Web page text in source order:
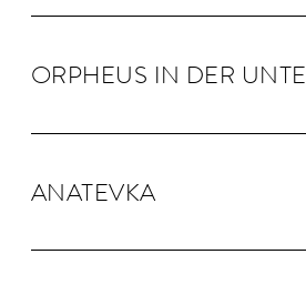
OR­PHEUS IN DER
ANA­TEVKA